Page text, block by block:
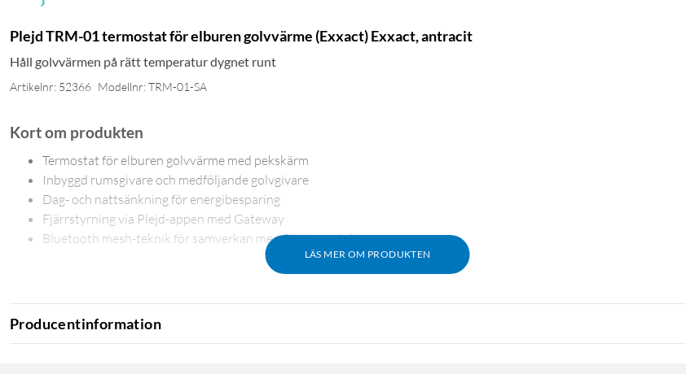
Plejd TRM-01 termostat för elburen golvvärme (Exxact) Exxact, antracit
Håll golvvärmen på rätt temperatur dygnet runt
Artikelnr: 52366 Modellnr: TRM-01-SA
LÄS MER OM PRODUKTEN
Kort om produkten
Termostat för elburen golvvärme med pekskärm
Inbyggd rumsgivare och medföljande golvgivare
Dag- och nattsänkning för energibesparing
Fjärrstyrning via Plejd-appen med Gateway
Bluetooth mesh-teknik för samverkan med Plejd-produkter
TRM-01 har en färgskärm med 320×240 upplösning där du enkelt ställer in önskad temperatur och ser aktuellt värmeläge.
Producentinformation